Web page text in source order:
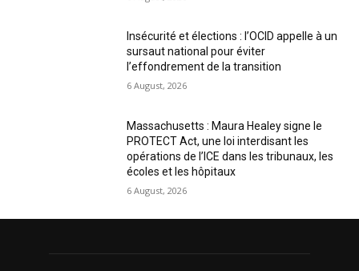
Insécurité et élections : l’OCID appelle à un
sursaut national pour éviter
l’effondrement de la transition
6 August, 2026
Massachusetts : Maura Healey signe le
PROTECT Act, une loi interdisant les
opérations de l’ICE dans les tribunaux, les
écoles et les hôpitaux
6 August, 2026